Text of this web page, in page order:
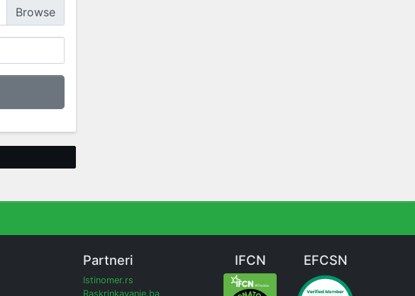
Partneri
Istinomer.rs
Raskrinkavanje.ba
IFCN EFCSN